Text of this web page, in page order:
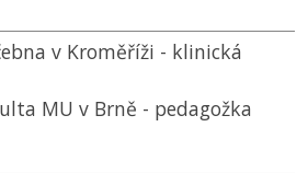
v Kroměříži - klinická
MU v Brně - pedagožka